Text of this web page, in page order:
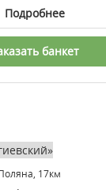
Подробнее
банкет
17км